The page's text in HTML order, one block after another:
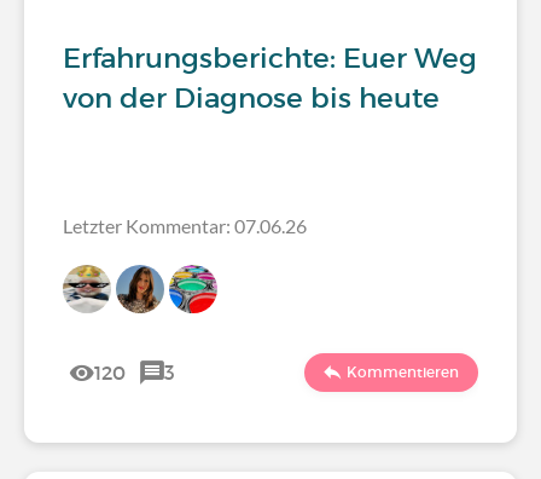
Erfahrungsberichte: Euer Weg
von der Diagnose bis heute
Letzter Kommentar: 07.06.26
120 3 Kommentieren